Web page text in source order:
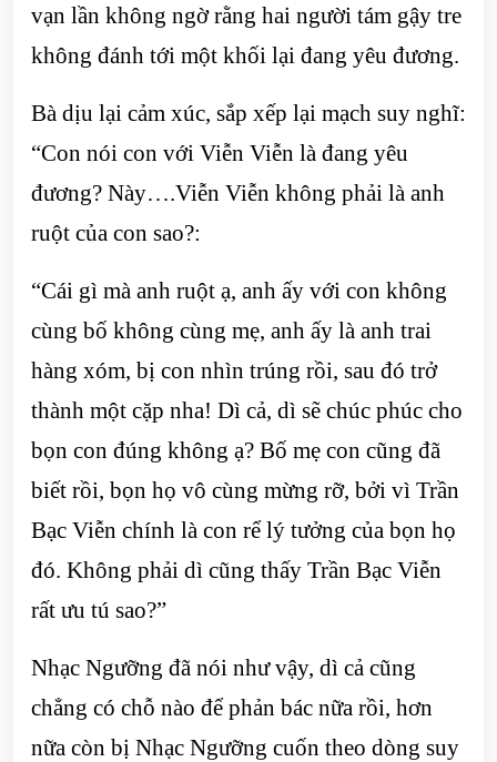
vạn lần không ngờ rằng hai người tám gậy tre
không đánh tới một khối lại đang yêu đương.
Bà dịu lại cảm xúc, sắp xếp lại mạch suy nghĩ:
“Con nói con với Viễn Viễn là đang yêu
đương? Này….Viễn Viễn không phải là anh
ruột của con sao?:
“Cái gì mà anh ruột ạ, anh ấy với con không
cùng bố không cùng mẹ, anh ấy là anh trai
hàng xóm, bị con nhìn trúng rồi, sau đó trở
thành một cặp nha! Dì cả, dì sẽ chúc phúc cho
bọn con đúng không ạ? Bố mẹ con cũng đã
biết rồi, bọn họ vô cùng mừng rỡ, bởi vì Trần
Bạc Viễn chính là con rể lý tưởng của bọn họ
đó. Không phải dì cũng thấy Trần Bạc Viễn
rất ưu tú sao?”
Nhạc Ngưỡng đã nói như vậy, dì cả cũng
chẳng có chỗ nào để phản bác nữa rồi, hơn
nữa còn bị Nhạc Ngưỡng cuốn theo dòng suy